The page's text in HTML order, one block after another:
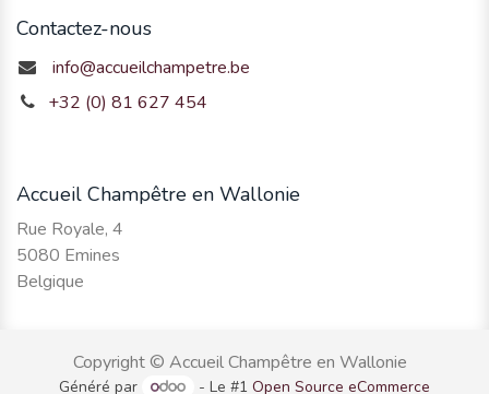
Contactez-nous
info@accueilchampetre.be
+32 (0) 81 627 454
Accueil Champêtre en Wallonie
Rue Royale, 4
5080 Emines
Belgique
Copyright © Accueil Champêtre en Wallonie
Généré par - Le #1Open Source eCommerce